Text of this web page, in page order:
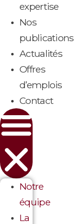
expertise
Nos
publications
Actualités
Offres
d’emplois
Contact
Notre
équipe
La